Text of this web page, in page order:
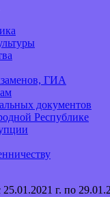
ГИА
документов
Республике
г. по